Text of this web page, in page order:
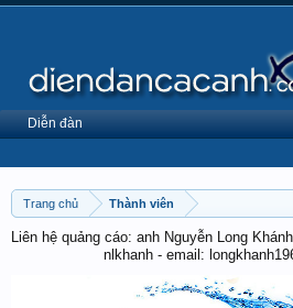
Trang chủ Thành viên
Liên hệ quảng cáo: anh Nguyễn Long
nlkhanh - email:
Diễn đàn